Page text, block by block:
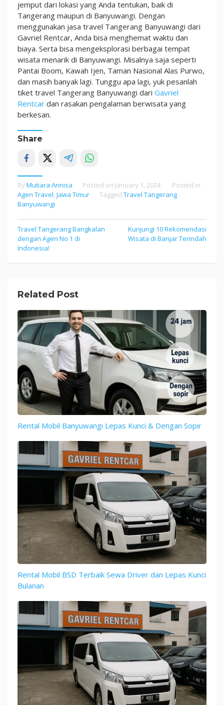
jemput dari lokasi yang Anda tentukan, baik di
Tangerang maupun di Banyuwangi. Dengan
menggunakan jasa travel Tangerang Banyuwangi dari
Gavriel Rentcar, Anda bisa menghemat waktu dan
biaya. Serta bisa mengeksplorasi berbagai tempat
wisata menarik di Banyuwangi. Misalnya saja seperti
Pantai Boom, Kawah Ijen, Taman Nasional Alas Purwo,
dan masih banyak lagi. Tunggu apa lagi, yuk pesanlah
tiket travel Tangerang Banyuwangi dari Gavriel
Rentcar dan rasakan pengalaman berwisata yang
berkesan.
Share
By Mutiara Annisa Posted on January 1, 2024
Posted in
Agen Travel, Jawa Timur Tagged Travel Tangerang
Banyuwangi
Post
navigation
Travel Tangerang Bangkalan
dengan Agen No 1 di
Indonesia!
Kunjungi 10 Rekomendasi
Wisata di Banjar Terindah
Related Post
Rental Mobil Banyuwangi Lepas Kunci & Dengan Sopir
Rental Mobil BSD Terbaik Sewa Driver dan Lepas Kunci
Bulanan